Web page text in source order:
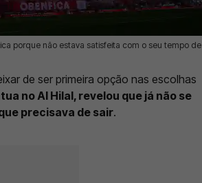
porque não estava satisfeita com o seu tempo de
de ser primeira opção nas escolhas
no Al Hilal, revelou que já não se
precisava de sair.